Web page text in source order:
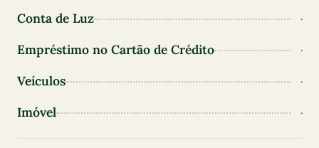
Conta de Luz ·
Empréstimo no Cartão de Crédito ·
Veículos ·
Imóvel ·